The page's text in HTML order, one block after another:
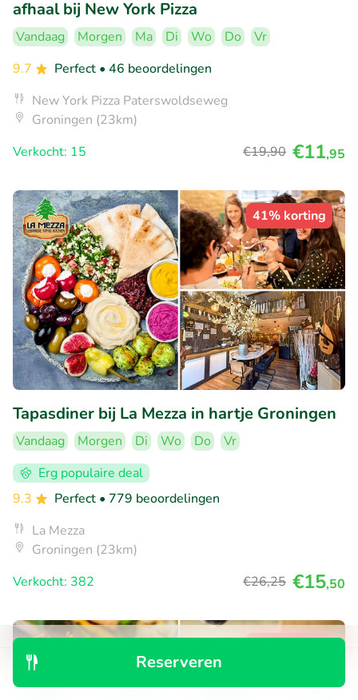
Reserveren
afhaal bij New York Pizza
Vandaag Morgen Ma Di Wo Do
Vr
9.7
Perfect • 46 beoordelingen
New York Pizza Paterswoldseweg
Groningen (23km)
Verkocht: 15
€19,90 €11,95
41% korting
Tapasdiner bij La Mezza in hartje Groningen
Vandaag Morgen Di Wo Do
Vr
Erg populaire deal
9.3
Perfect • 779 beoordelingen
La Mezza
Groningen (23km)
Verkocht: 382
€26,25 €15,50